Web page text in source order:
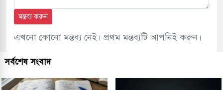
মন্তব্য করুন
এখনো কোনো মন্তব্য নেই। প্রথম মন্তব্যটি আপনিই করুন।
সর্বশেষ সংবাদ